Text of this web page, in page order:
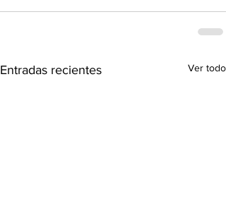
Entradas recientes Ver todo